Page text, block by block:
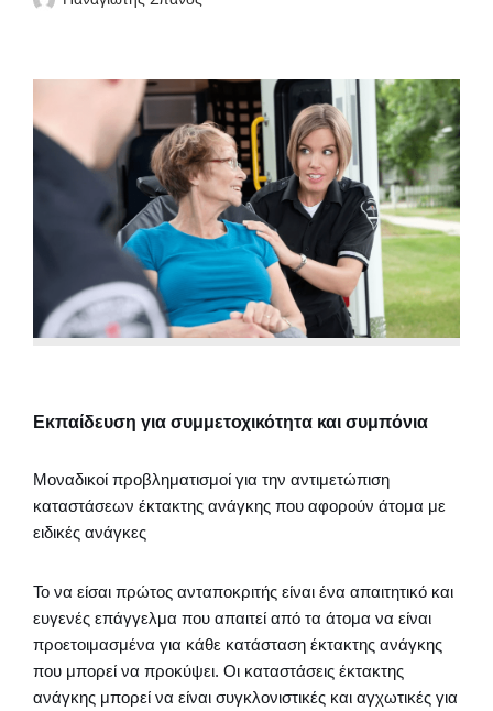
Εκπαίδευση για συμμετοχικότητα και συμπόνια
Μοναδικοί προβληματισμοί για την αντιμετώπιση
καταστάσεων έκτακτης ανάγκης που αφορούν άτομα με
ειδικές ανάγκες
Το να είσαι πρώτος ανταποκριτής είναι ένα απαιτητικό και
ευγενές επάγγελμα που απαιτεί από τα άτομα να είναι
προετοιμασμένα για κάθε κατάσταση έκτακτης ανάγκης
που μπορεί να προκύψει. Οι καταστάσεις έκτακτης
ανάγκης μπορεί να είναι συγκλονιστικές και αγχωτικές για